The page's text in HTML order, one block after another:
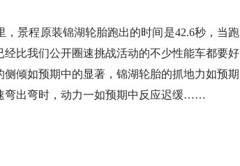
景程原装锦湖轮胎跑出的时间是42.6秒，当跑
比我们公开圈速挑战活动的不少性能车都要好
倾如预期中的显著，锦湖轮胎的抓地力如预期
弯出弯时，动力一如预期中反应迟缓……